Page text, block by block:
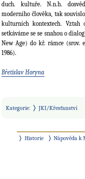
duch. kultuře. N.n.h.
moderního člověka, tak
kulturních kontextech.
setkáváme se se snahou o
New Age) do kř. rámce (srov.
1986).
Břetislav Horyna
Kategorie: JKI/Křesťanství
Historie Nápověda k